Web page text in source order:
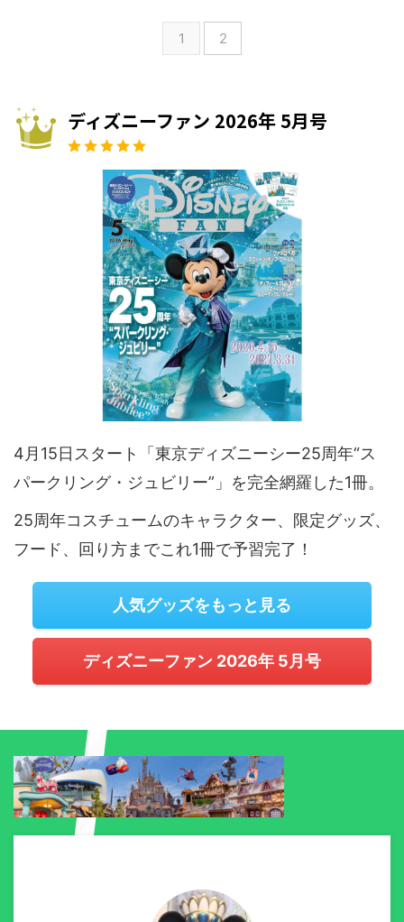
1 2
ディズニーファン 2026年 5月号
4月15日スタート「東京ディズニーシー25周年“ス
パークリング・ジュビリー”」を完全網羅した1冊。
25周年コスチュームのキャラクター、限定グッズ、
フード、回り方までこれ1冊で予習完了！
人気グッズをもっと見る
ディズニーファン 2026年 5月号